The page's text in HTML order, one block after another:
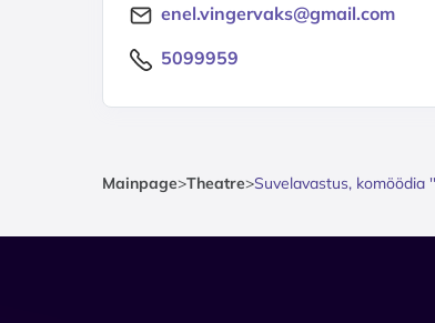
enel.vingervaks@gmail.com
5099959
Mainpage>Theatre>Suvelavastus, komöödia